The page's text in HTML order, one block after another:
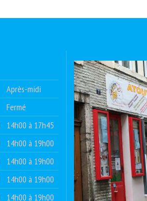
Après-midi
Fermé
14h00 à 17h45
14h00 à 19h00
14h00 à 19h00
14h00 à 19h00
14h00 à 19h00